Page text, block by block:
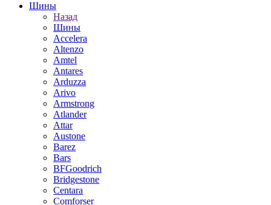
Шины
Назад
Шины
Accelera
Altenzo
Amtel
Antares
Arduzza
Arivo
Armstrong
Atlander
Attar
Austone
Barez
Bars
BFGoodrich
Bridgestone
Centara
Comforser